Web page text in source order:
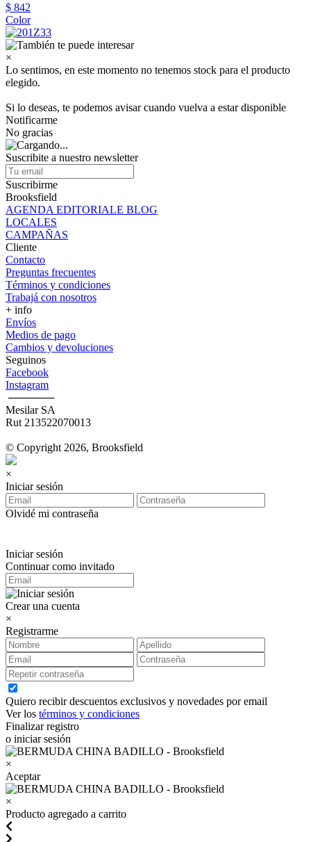
$ 842
Color
×
Lo sentimos, en este momento no tenemos stock para el producto
elegido.
Si lo deseas, te podemos avisar cuando vuelva a estar disponible
Notificarme
No gracias
Suscribite a nuestro newsletter
Suscribirme
Brooksfield
AGENDA EDITORIALE BLOG
LOCALES
CAMPAÑAS
Cliente
Contacto
Preguntas frecuentes
Términos y condiciones
Trabajá con nosotros
+ info
Envíos
Medios de pago
Cambios y devoluciones
Seguinos
Facebook
Instagram
‎ ──────
Mesilar SA
Rut 213522070013
© Copyright 2026, Brooksfield
×
Iniciar sesión
Olvidé mi contraseña
Iniciar sesión
Continuar como invitado
Crear una cuenta
×
Registrarme
Quiero recibir descuentos exclusivos y novedades por email
Ver los términos y condiciones
Finalizar registro
o iniciar sesión
×
Aceptar
×
Producto agregado a carrito